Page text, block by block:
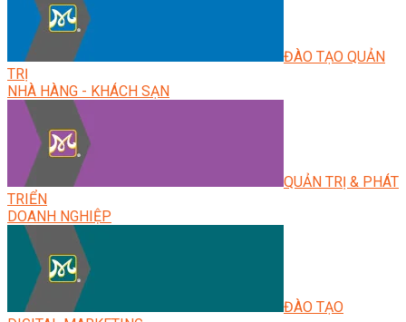
ĐÀO TẠO QUẢN
TRỊ
NHÀ HÀNG - KHÁCH SẠN
QUẢN TRỊ & PHÁT
TRIỂN
DOANH NGHIỆP
ĐÀO TẠO